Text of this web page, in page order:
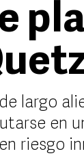
largo
en
riesgo